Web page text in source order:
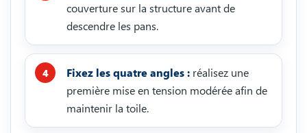
couverture sur la structure avant de
descendre les pans.
Fixez les quatre angles : réalisez une
première mise en tension modérée afin de
maintenir la toile.